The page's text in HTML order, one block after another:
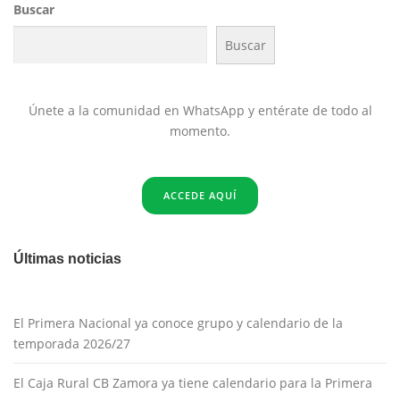
Buscar
Buscar
Únete a la comunidad en WhatsApp y entérate de todo al
momento.
ACCEDE AQUÍ
Últimas noticias
El Primera Nacional ya conoce grupo y calendario de la
temporada 2026/27
El Caja Rural CB Zamora ya tiene calendario para la Primera